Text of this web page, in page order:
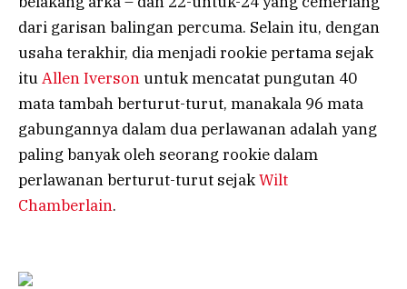
dari garisan balingan percuma. Selain itu, dengan
usaha terakhir, dia menjadi rookie pertama sejak
ituAllen Iversonuntuk mencatat pungutan 40
mata tambah berturut-turut, manakala 96 mata
gabungannya dalam dua perlawanan adalah yang
paling banyak oleh seorang rookie dalam
perlawanan berturut-turut sejakWilt
Chamberlain.